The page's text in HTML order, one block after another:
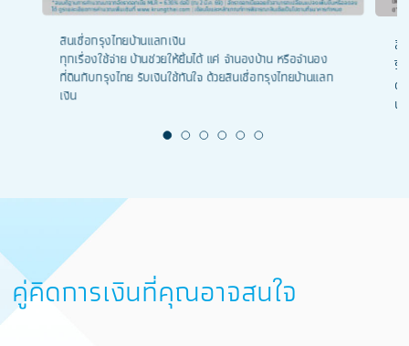
สินเชื่อกรุงไทยบ้านแลกเงิน
ทุกเรื่องใช้จ่าย บ้านช่วยให้ยิ้มได้ แค่ จำนองบ้าน หรือจำนอง
ที่ดินกับกรุงไทย รับเงินใช้ทันใจ ด้วยสินเชื่อกรุงไทยบ้านแลก
เงิน
สิ
รี
ด
น้
คู่คิดการเงินที่คุณอาจสนใจ